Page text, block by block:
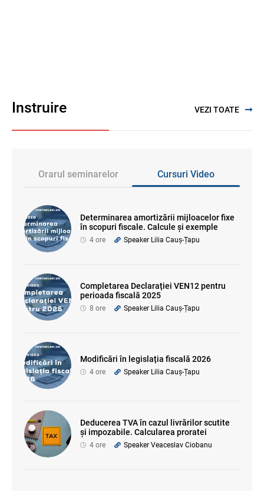
Instruire VEZI TOATE
Orarul seminarelor Cursuri Video
Determinarea amortizării mijloacelor fixe
în scopuri fiscale. Calcule și exemple
4 ore Speaker Lilia Cauș-Țapu
Completarea Declarației VEN12 pentru
perioada fiscală 2025
8 ore Speaker Lilia Cauș-Țapu
Modificări în legislația fiscală 2026
4 ore Speaker Lilia Cauș-Țapu
Deducerea TVA în cazul livrărilor scutite
și impozabile. Calcularea proratei
4 ore Speaker Veaceslav Ciobanu